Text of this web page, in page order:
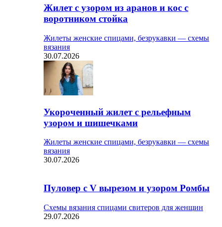
Жилет с узором из аранов и кос с
воротником стойка
Жилеты женские спицами, безрукавки — схемы
вязания
30.07.2026
Укороченный жилет с рельефным
узором и шишечками
Жилеты женские спицами, безрукавки — схемы
вязания
30.07.2026
Пуловер с V вырезом и узором Ромбы
Схемы вязания спицами свитеров для женщин
29.07.2026